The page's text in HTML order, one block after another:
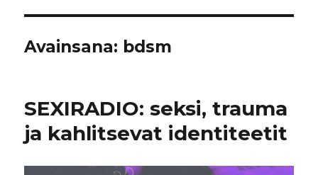
Avainsana: bdsm
SEXIRADIO: seksi, trauma
ja kahlitsevat identiteetit